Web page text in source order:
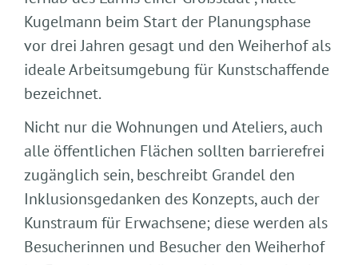
Kugelmann beim Start der Planungsphase
vor drei Jahren gesagt und den Weiherhof als
ideale Arbeitsumgebung für Kunstschaffende
bezeichnet.
Nicht nur die Wohnungen und Ateliers, auch
alle öffentlichen Flächen sollten barrierefrei
zugänglich sein, beschreibt Grandel den
Inklusionsgedanken des Konzepts, auch der
Kunstraum für Erwachsene; diese werden als
Besucherinnen und Besucher den Weiherhof